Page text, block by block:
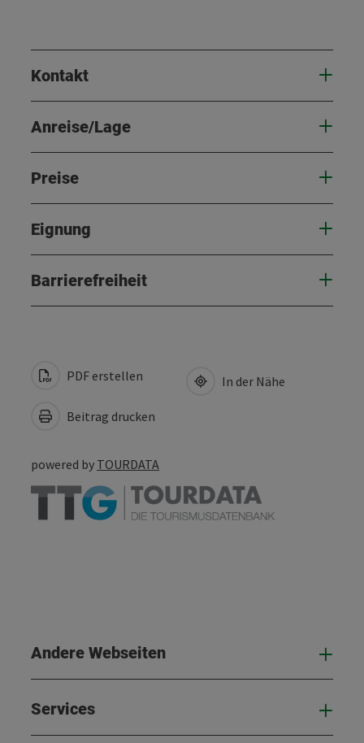
Kontakt
Anreise/Lage
Preise
Eignung
Barrierefreiheit
PDF erstellen
Beitrag drucken
In der Nähe
powered by TOURDATA
Andere Webseiten
Services